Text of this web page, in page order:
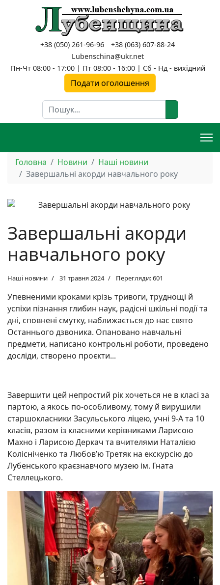
+38 (050) 261-96-96
+38 (063) 607-88-24
Lubenschina@ukr.net
Пн-Чт 08:00 - 17:00 | Пт 08:00 - 16:00 | Сб - Нд - вихідний
Подати оголошення
Пошук
Головна Новини
Наші новини
Завершальні акорди навчального року
Завершальні акорди
навчального року
Наші новини 31 травня 2024 Перегляди: 601
Упевненими кроками крізь тривоги, труднощі й
успіхи пізнання глибин наук, радісні шкільні події та
дні, сповнені смутку, наближається до нас свято
Останнього дзвоника. Опановано навчальні
предмети, написано контрольні роботи, проведено
досліди, створено проєкти...
Завершити цей непростий рік хочеться не в класі за
партою, а якось по-особливому, тому й вирушили
старшокласники Засульського ліцею, учні 9-А та 10
класів, разом із класними керівниками Ларисою
Махно і Ларисою Деркач та вчителями Наталією
Колісніченко та Любов’ю Третяк на екскурсію до
Лубенського краєзнавчого музею ім. Гната
Стеллецького.